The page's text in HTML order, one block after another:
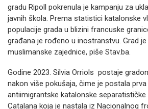
gradu Ripoll pokrenula je kampanju za
javnih škola. Prema statistici katalonske
populacije grada u blizini francuske
građana je rođeno u inostranstvu. Grad
muslimanske zajednice, piše Stav.ba.
Godine 2023. Sílvia Orriols postaje
nakon više pokušaja, čime je postala
antiimigrantske katalonske
Catalana koja je nastala iz Nacionalnog